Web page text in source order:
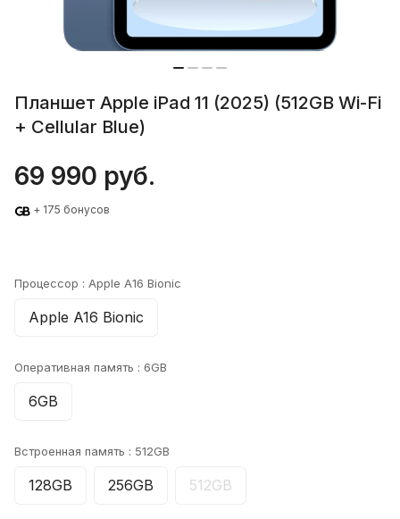
Планшет Apple iPad 11 (2025) (512GB Wi-Fi
+ Cellular Blue)
69 990 руб.
+ 175 бонусов
Процессор : Apple A16 Bionic
Apple A16 Bionic
Оперативная память : 6GB
6GB
Встроенная память : 512GB
128GB 256GB 512GB